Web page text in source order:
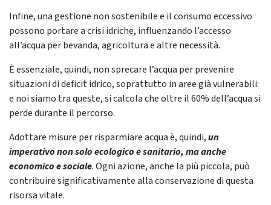
Infine, una gestione non sostenibile e il consumo eccessivo
possono portare a crisi idriche, influenzando l’accesso
all’acqua per bevanda, agricoltura e altre necessità.
È essenziale, quindi, non sprecare l’acqua per prevenire
situazioni di deficit idrico, soprattutto in aree già vulnerabili:
e noi siamo tra queste, si calcola che oltre il 60% dell’acqua si
perde durante il percorso.
Adottare misure per risparmiare acqua è, quindi,un
imperativo non solo ecologico e sanitario, ma anche
economico e sociale. Ogni azione, anche la più piccola, può
contribuire significativamente alla conservazione di questa
risorsa vitale.